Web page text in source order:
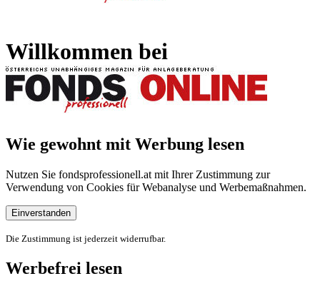
Willkommen bei
Wie gewohnt mit Werbung lesen
Nutzen Sie fondsprofessionell.at mit Ihrer Zustimmung zur
Verwendung von Cookies für Webanalyse und Werbemaßnahmen.
Einverstanden
Die Zustimmung ist jederzeit widerrufbar.
Werbefrei lesen